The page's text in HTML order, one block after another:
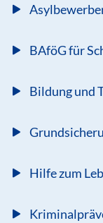
BAföG für
Bildung und
Hilfe zum